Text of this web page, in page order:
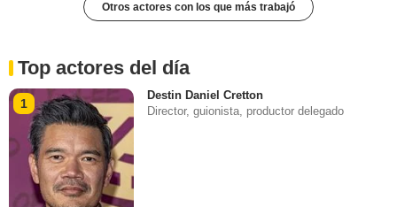
Otros actores con los que más trabajó
Top actores del día
1
Destin Daniel Cretton
Director, guionista, productor delegado